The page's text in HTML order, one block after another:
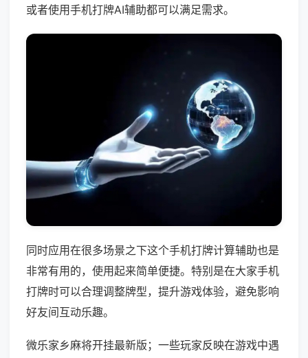
或者使用手机打牌AI辅助都可以满足需求。
同时应用在很多场景之下这个手机打牌计算辅助也是
非常有用的，使用起来简单便捷。特别是在大家手机
打牌时可以合理调整牌型，提升游戏体验，避免影响
好友间互动乐趣。
微乐家乡麻将开挂最新版；一些玩家反映在游戏中遇